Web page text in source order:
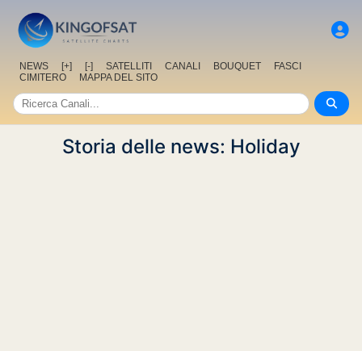
NEWS [+] [-] SATELLITI CANALI BOUQUET
FASCI
CIMITERO
MAPPA DEL SITO
Storia delle news: Holiday